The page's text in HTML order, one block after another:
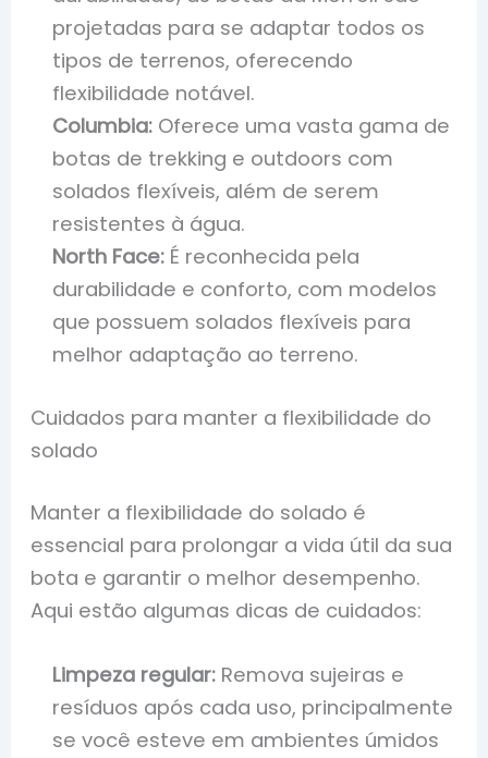
projetadas para se adaptar todos os
tipos de terrenos, oferecendo
flexibilidade notável.
Columbia: Oferece uma vasta gama de
botas de trekking e outdoors com
solados flexíveis, além de serem
resistentes à água.
North Face: É reconhecida pela
durabilidade e conforto, com modelos
que possuem solados flexíveis para
melhor adaptação ao terreno.
Cuidados para manter a flexibilidade do
solado
Manter a flexibilidade do solado é
essencial para prolongar a vida útil da sua
bota e garantir o melhor desempenho.
Aqui estão algumas dicas de cuidados:
Limpeza regular: Remova sujeiras e
resíduos após cada uso, principalmente
se você esteve em ambientes úmidos